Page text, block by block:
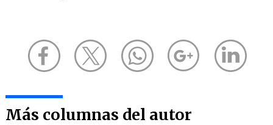
Más columnas del autor